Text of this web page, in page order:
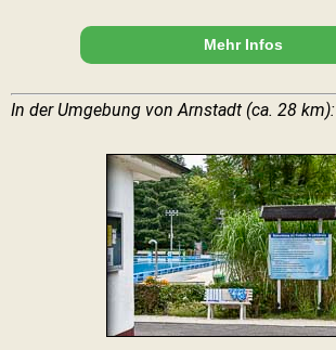
Mehr Infos
In der Umgebung von Arnstadt (ca. 28 km):